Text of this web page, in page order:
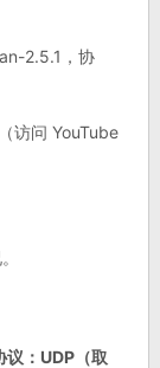
2.5.1，协
访问 YouTube
议：UDP（取